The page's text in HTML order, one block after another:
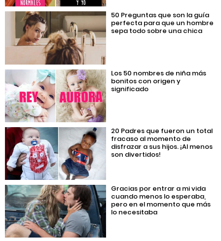
50 Preguntas que son la guía
perfecta para que un hombre
sepa todo sobre una chica
Los 50 nombres de niña más
bonitos con origen y
significado
20 Padres que fueron un total
fracaso al momento de
disfrazar a sus hijos. ¡Al menos
son divertidos!
Gracias por entrar a mi vida
cuando menos lo esperaba,
pero en el momento que más
lo necesitaba